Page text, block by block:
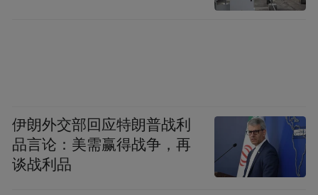
伊朗外交部回应特朗普战利
品言论：美需赢得战争，再
谈战利品